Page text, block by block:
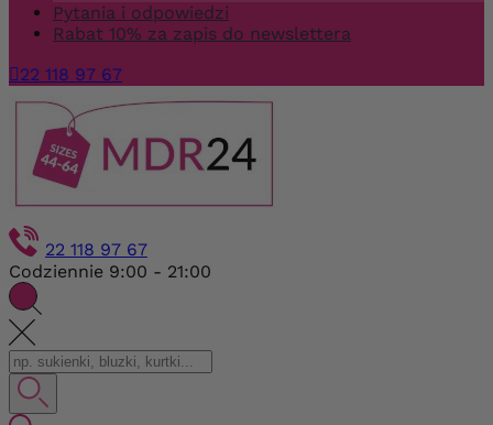
Pytania i odpowiedzi
Rabat 10% za zapis do newslettera
 22 118 97 67
22 118 97 67
Codziennie 9:00 - 21:00